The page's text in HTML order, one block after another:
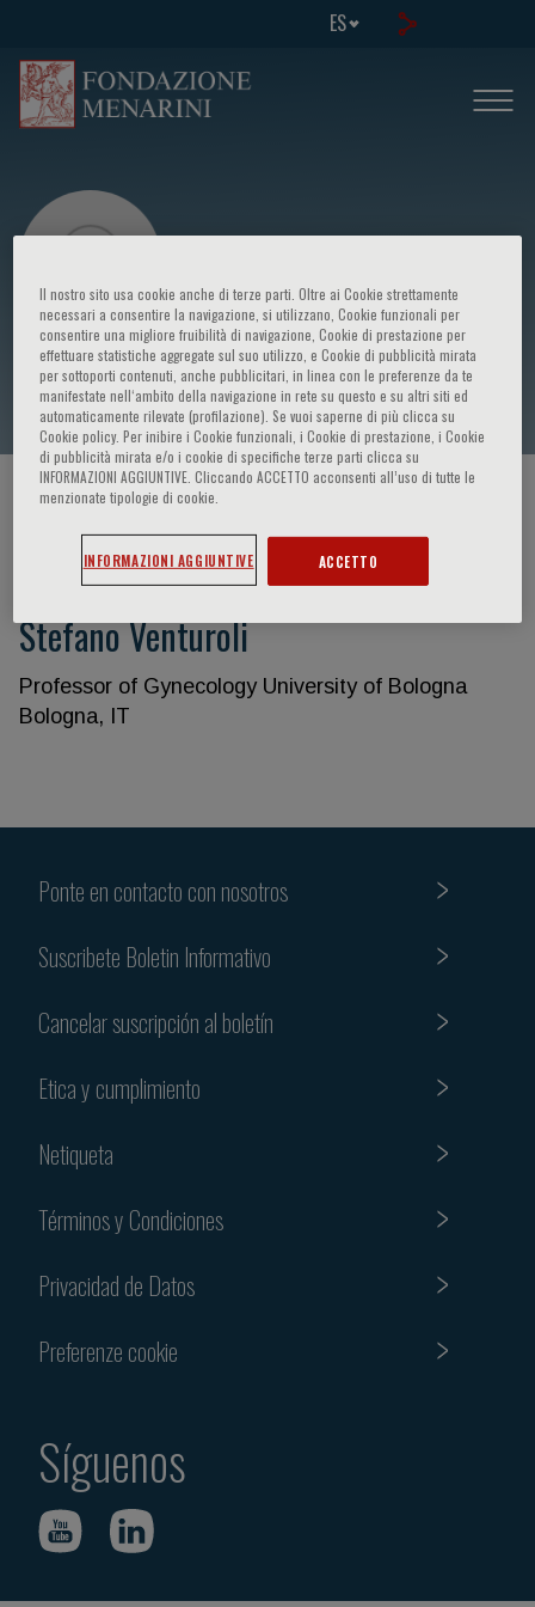
ES
Stefano Venturoli
HOME PAGE / CURSOS Y EVENTOS
Stefano Venturoli
Professor of Gynecology University of Bologna
Bologna, IT
Ponte en contacto con nosotros
Suscribete Boletin Informativo
Cancelar suscripción al boletín
Etica y cumplimiento
Netiqueta
Términos y Condiciones
Privacidad de Datos
Preferenze cookie
Síguenos
Il nostro sito usa cookie anche di terze parti. Oltre ai Cookie strettamente
necessari a consentire la navigazione, si utilizzano, Cookie funzionali per
consentire una migliore fruibilità di navigazione, Cookie di prestazione per
effettuare statistiche aggregate sul suo utilizzo, e Cookie di pubblicità mirata
per sottoporti contenuti, anche pubblicitari, in linea con le preferenze da te
manifestate nell‘ambito della navigazione in rete su questo e su altri siti ed
automaticamente rilevate (profilazione). Se vuoi saperne di più clicca su
Cookie policy. Per inibire i Cookie funzionali, i Cookie di prestazione, i Cookie
di pubblicità mirata e/o i cookie di specifiche terze parti clicca su
INFORMAZIONI AGGIUNTIVE. Cliccando ACCETTO acconsenti all’uso di tutte le
menzionate tipologie di cookie.
INFORMAZIONI AGGIUNTIVE ACCETTO